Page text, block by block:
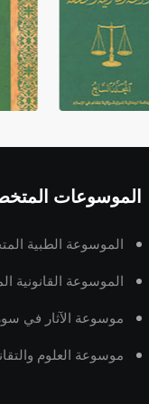
الموسوعات
الموسوعة الطبية
الموسوعة القانونية
موسوعة الآثار في
موسوعة العلوم